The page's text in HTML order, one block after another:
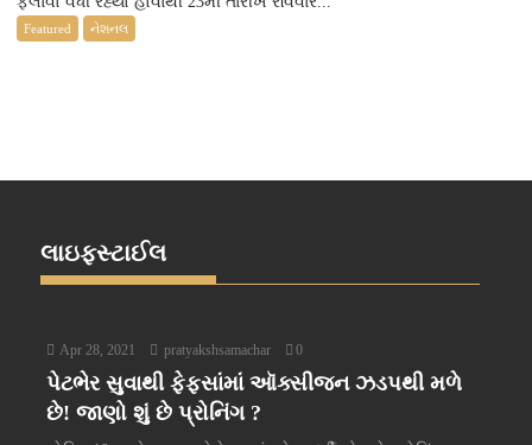
Featured નેશનલ
લાઇફસ્ટાઈલ
Apr 28, 2021 pratyakshsamachar 0
પેટભેર સુવાથી ફેફસાંમાં ઑક્સીજન ઝડપથી મળે
છે! જાણો શું છે પ્રોનિંગ ?